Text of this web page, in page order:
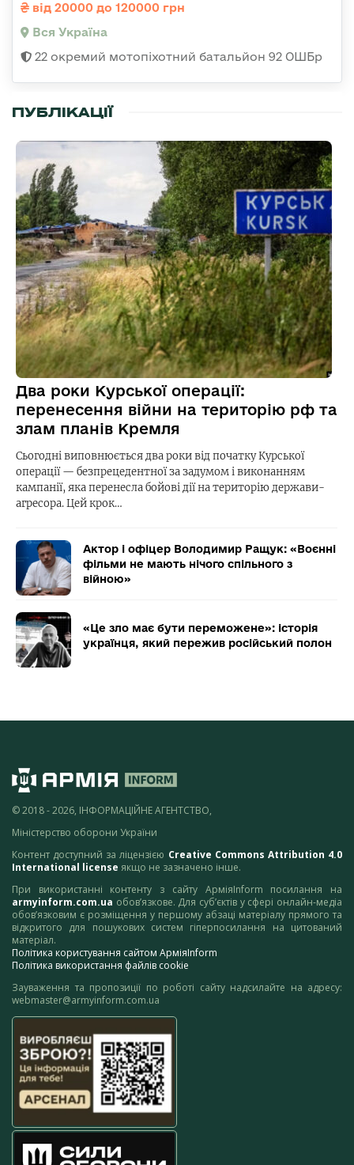
від 20000 до 120000 грн
Вся Україна
22 окремий мотопіхотний батальйон 92 ОШБр
ПУБЛІКАЦІЇ
Два роки Курської операції:
перенесення війни на територію рф та
злам планів Кремля
Сьогодні виповнюється два роки від початку Курської
операції — безпрецедентної за задумом і виконанням
кампанії, яка перенесла бойові дії на територію держави-
агресора. Цей крок…
Актор і офіцер Володимир Ращук: «Воєнні
фільми не мають нічого спільного з
війною»
«Це зло має бути переможене»: історія
українця, який пережив російський полон
© 2018 - 2026, ІНФОРМАЦІЙНЕ АГЕНТСТВО,
Міністерство оборони України
Контент доступний за ліцензією Creative Commons Attribution 4.0
International license якщо не зазначено інше.
При використанні контенту з сайту АрміяInform посилання на
armyinform.com.ua обов’язкове. Для суб’єктів у сфері онлайн-медіа
обов’язковим є розміщення у першому абзаці матеріалу прямого та
відкритого для пошукових систем гіперпосилання на цитований
матеріал.
Політика користування сайтом АрміяInform
Політика використання файлів cookie
Зауваження та пропозиції по роботі сайту надсилайте на адресу:
webmaster@armyinform.com.ua